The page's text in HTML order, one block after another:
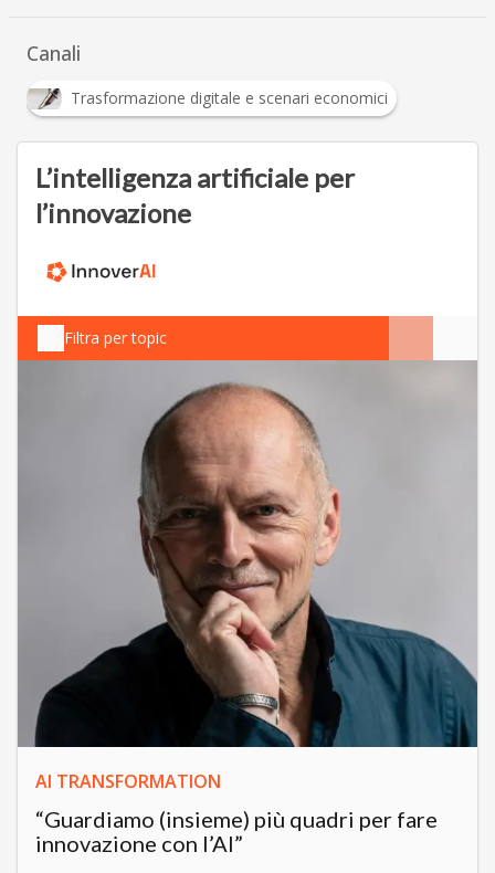
Canali
Trasformazione digitale e scenari economici
L’intelligenza artificiale per
l’innovazione
Filtra per topic
AI TRANSFORMATION
“Guardiamo (insieme) più quadri per fare
innovazione con l’AI”